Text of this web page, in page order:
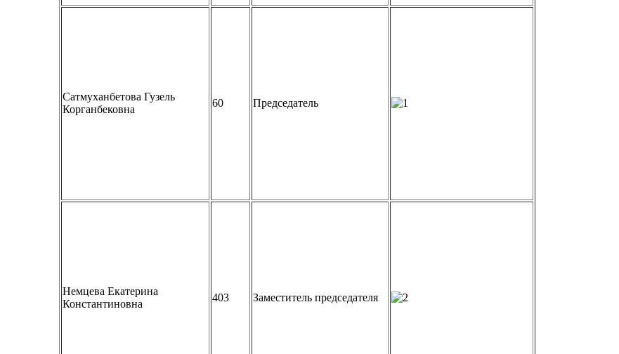
Сатмуханбетова Гузель
Корганбековна
60 Председатель
Немцева Екатерина
Константиновна
403 Заместитель председателя